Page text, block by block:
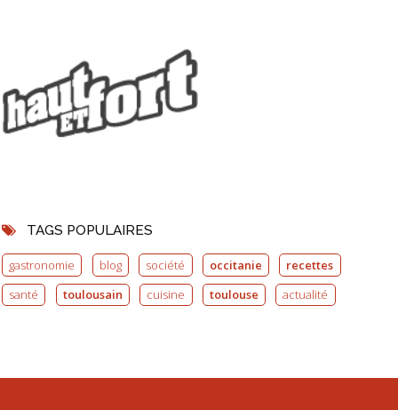
TAGS POPULAIRES
gastronomie blog société occitanie
recettes
santé
toulousain cuisine toulouse actualité